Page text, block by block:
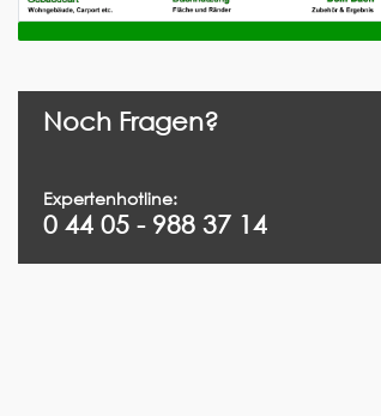
Noch Fragen?
Expertenhotline:
0 44 05 - 988 37 14